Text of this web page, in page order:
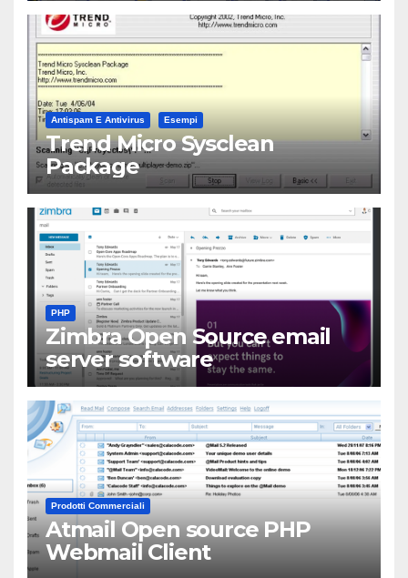
Antispam E Antivirus Esempi
Trend Micro Sysclean
Package
PHP
Zimbra Open Source email
server software
Prodotti Commerciali
Atmail Open source PHP
Webmail Client